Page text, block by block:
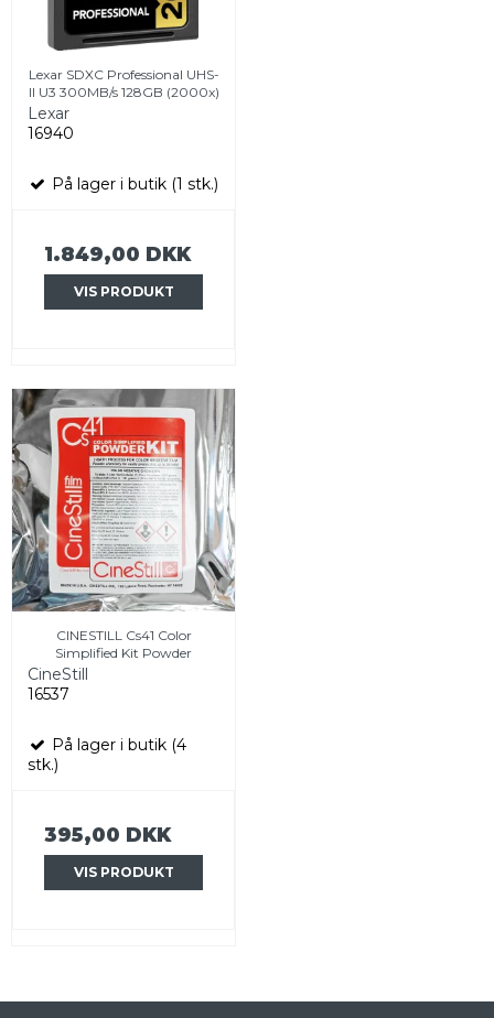
Lexar SDXC Professional UHS-
II U3 300MB/s 128GB (2000x)
Lexar
16940
På lager i butik (1 stk.)
1.849,00 DKK
VIS PRODUKT
CINESTILL Cs41 Color
Simplified Kit Powder
CineStill
16537
På lager i butik (4
stk.)
395,00 DKK
VIS PRODUKT